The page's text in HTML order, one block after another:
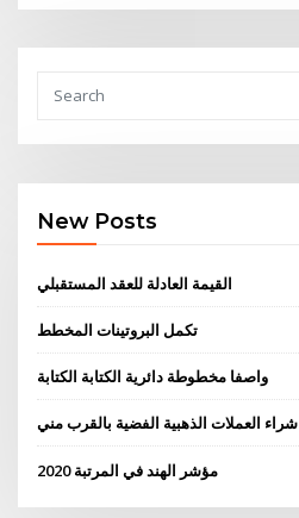
New Posts
القيمة العادلة للعقد المستقبلي
تكمل البروتينات المخطط
واصفا مخطوطة دائرية الكتابة الكتابة
شراء العملات الذهبية الفضية بالقرب مني
مؤشر الهند في المرتبة 2020